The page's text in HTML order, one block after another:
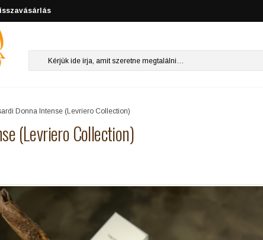
Donna Intense (Levriero Collection)
(Levriero Collection)